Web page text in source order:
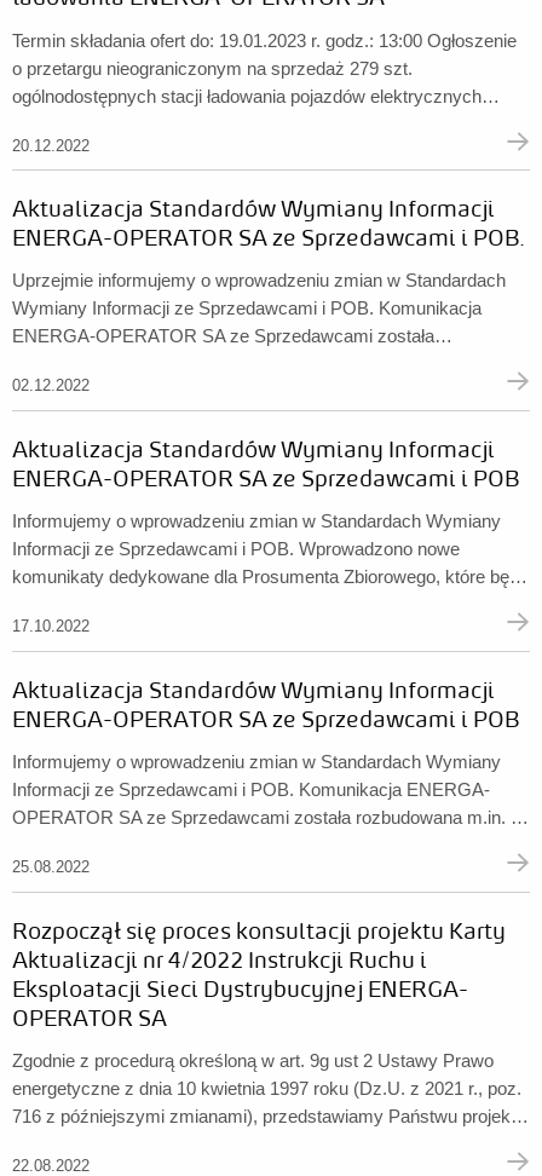
Termin składania ofert do: 19.01.2023 r. godz.: 13:00 Ogłoszenie
o przetargu nieograniczonym na sprzedaż 279 szt.
ogólnodostępnych stacji ładowania pojazdów elektrycznych
20.12.2022
Aktualizacja Standardów Wymiany Informacji
ENERGA-OPERATOR SA ze Sprzedawcami i POB.
Uprzejmie informujemy o wprowadzeniu zmian w Standardach
Wymiany Informacji ze Sprzedawcami i POB. Komunikacja
ENERGA-OPERATOR SA ze Sprzedawcami została
odbiorców uprawnionych w rozumieniu Ustawy z dnia 7
ochronie odbiorców energii elektrycznej w 2023 roku w związku...
02.12.2022
Aktualizacja Standardów Wymiany Informacji
ENERGA-OPERATOR SA ze Sprzedawcami i POB
Informujemy o wprowadzeniu zmian w Standardach Wymiany
Informacji ze Sprzedawcami i POB. Wprowadzono nowe
komunikaty dedykowane dla Prosumenta Zbiorowego, które będą
17.10.2022
Aktualizacja Standardów Wymiany Informacji
ENERGA-OPERATOR SA ze Sprzedawcami i POB
Informujemy o wprowadzeniu zmian w Standardach Wymiany
Informacji ze Sprzedawcami i POB. Komunikacja ENERGA-
OPERATOR SA ze Sprzedawcami została rozbudowana m.in. o
dedykowane komunikaty. ...
25.08.2022
Rozpoczął się proces konsultacji projektu Karty
Aktualizacji nr 4/2022 Instrukcji Ruchu i
Eksploatacji Sieci Dystrybucyjnej ENERGA-
OPERATOR SA
Zgodnie z procedurą określoną w art. 9g ust 2 Ustawy Prawo
energetyczne z dnia 10 kwietnia 1997 roku (Dz.U. z 2021 r., poz.
716 z późniejszymi zmianami), przedstawiamy Państwu projekt
22.08.2022